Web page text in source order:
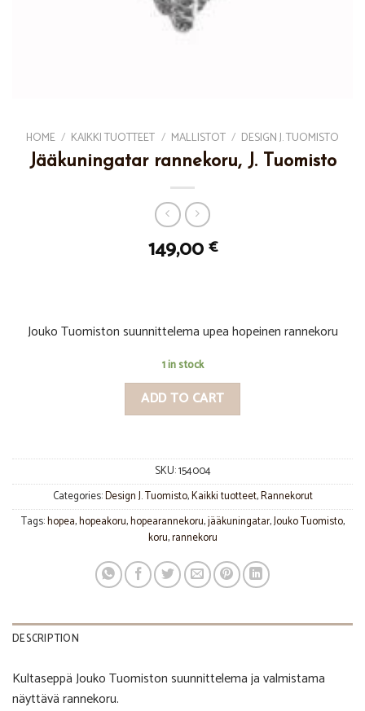
HOME / KAIKKI TUOTTEET / MALLISTOT / DESIGN J. TUOMISTO
Jääkuningatar rannekoru, J. Tuomisto
149,00 €
Jouko Tuomiston suunnittelema upea hopeinen rannekoru
1 in stock
ADD TO CART
SKU:154004
Categories:Design J. Tuomisto,Kaikki tuotteet,Rannekorut
Tags:hopea,hopeakoru,hopearannekoru,jääkuningatar,Jouko Tuomisto,
koru,rannekoru
DESCRIPTION
Kultaseppä Jouko Tuomiston suunnittelema ja valmistama
näyttävä rannekoru.